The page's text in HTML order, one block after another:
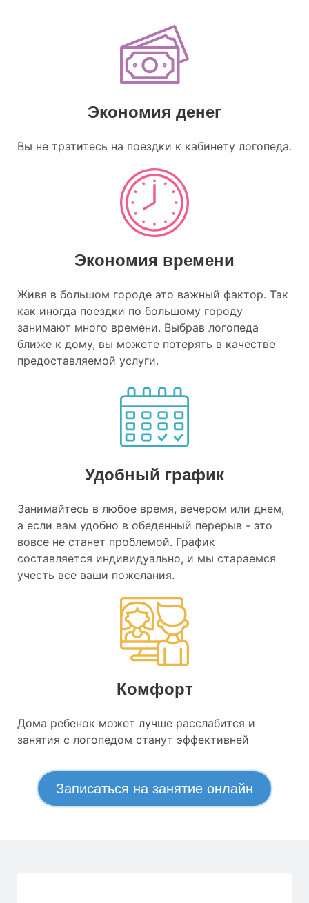
Экономия денег
Вы не тратитесь на поездки к кабинету логопеда.
Экономия времени
Живя в большом городе это важный фактор. Так
как иногда поездки по большому городу
занимают много времени. Выбрав логопеда
ближе к дому, вы можете потерять в качестве
предоставляемой услуги.
Удобный график
Занимайтесь в любое время, вечером или днем,
а если вам удобно в обеденный перерыв - это
вовсе не станет проблемой. График
составляется индивидуально, и мы стараемся
учесть все ваши пожелания.
Комфорт
Дома ребенок может лучше расслабится и
занятия с логопедом станут эффективней
Записаться на занятие онлайн